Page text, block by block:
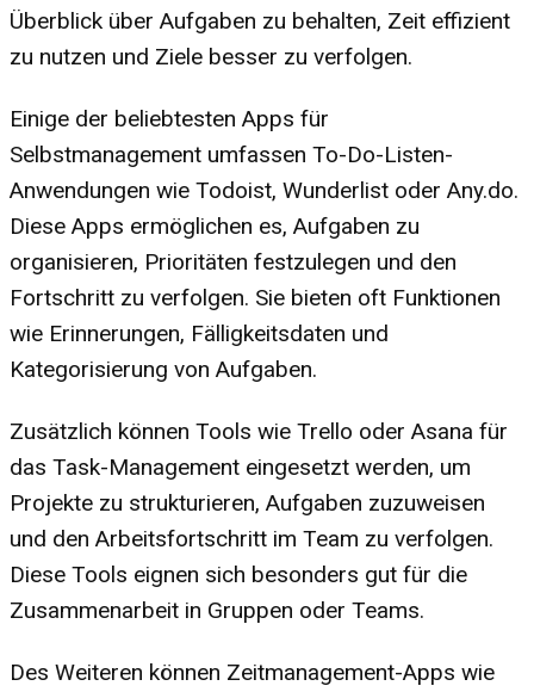
Überblick über Aufgaben zu behalten, Zeit effizient
zu nutzen und Ziele besser zu verfolgen.
Einige der beliebtesten Apps für
Selbstmanagement umfassen To-Do-Listen-
Anwendungen wie Todoist, Wunderlist oder Any.do.
Diese Apps ermöglichen es, Aufgaben zu
organisieren, Prioritäten festzulegen und den
Fortschritt zu verfolgen. Sie bieten oft Funktionen
wie Erinnerungen, Fälligkeitsdaten und
Kategorisierung von Aufgaben.
Zusätzlich können Tools wie Trello oder Asana für
das Task-Management eingesetzt werden, um
Projekte zu strukturieren, Aufgaben zuzuweisen
und den Arbeitsfortschritt im Team zu verfolgen.
Diese Tools eignen sich besonders gut für die
Zusammenarbeit in Gruppen oder Teams.
Des Weiteren können Zeitmanagement-Apps wie